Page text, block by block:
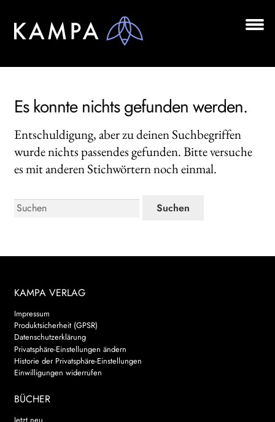
Zur
Navigation
Zum
Inhalt
LESUNGEN
VERLAG
AKTUELLES
HANDEL
WEITERE VERLAGE
Search:
Es konnte nichts gefunden werden.
Entschuldigung, aber zu deinen Suchbegriffen
wurde nichts passendes gefunden. Bitte versuche
es mit anderen Stichwörtern noch einmal.
Search:
KAMPA VERLAG
Impressum
Produktsicherheit (GPSR)
Datenschutzerklärung
Privatsphäre-Einstellungen ändern
Historie der Privatsphäre-Einstellungen
Einwilligungen widerrufen
BÜCHER